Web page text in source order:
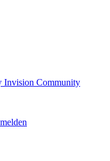
Invision Community